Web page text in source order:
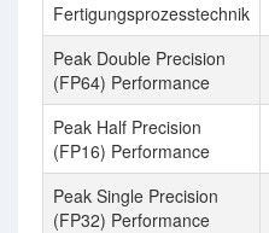
Fertigungsprozesstechnik
Peak Double Precision
(FP64) Performance
Peak Half Precision
(FP16) Performance
Peak Single Precision
(FP32) Performance